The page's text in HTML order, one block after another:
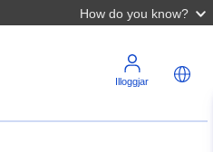
How do you know?
Illoggjar